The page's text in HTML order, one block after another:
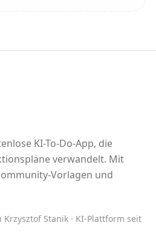
KI-To-Do-App, die
verwandelt. Mit
Vorlagen und
Stanik · KI-Plattform seit